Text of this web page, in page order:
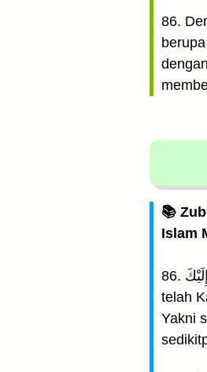
86.
📚
Islam
86. وَلَئِن شِئْنَا لَنَذْهَبَنَّ بِالَّذِىٓ أَوْحَيْنَآ إِلَيْكَ (Dan sesungguhnya jika Kami menghendaki, niscaya Kami lenyapkan apa yang
telah
Yakni